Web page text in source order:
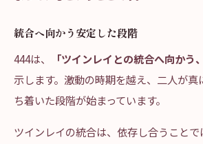
統合へ向かう安定した段階
444は、
「ツインレイとの統合へ向かう
示します。激動の時期を越え、二人が
ち着いた段階が始まっています。
ツインレイの統合は、依存し合うこと